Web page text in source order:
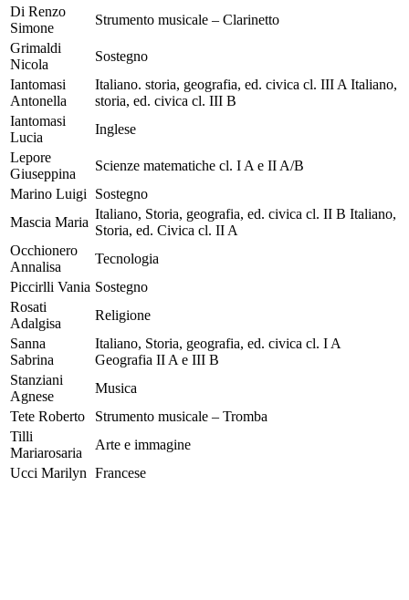
Di Renzo
Simone
Strumento musicale – Clarinetto
Grimaldi
Nicola
Sostegno
Iantomasi
Antonella
Italiano. storia, geografia, ed. civica cl. III A Italiano,
storia, ed. civica cl. III B
Iantomasi
Lucia
Inglese
Lepore
Giuseppina
Scienze matematiche cl. I A e II A/B
Marino Luigi
Sostegno
Mascia Maria
Italiano, Storia, geografia, ed. civica cl. II B Italiano,
Storia, ed. Civica cl. II A
Occhionero
Annalisa
Tecnologia
Piccirlli Vania Sostegno
Rosati
Adalgisa
Religione
Sanna
Sabrina
Italiano, Storia, geografia, ed. civica cl. I A
Geografia II A e III B
Stanziani
Agnese
Musica
Tete Roberto
Strumento musicale – Tromba
Tilli
Mariarosaria
Arte e immagine
Ucci Marilyn Francese